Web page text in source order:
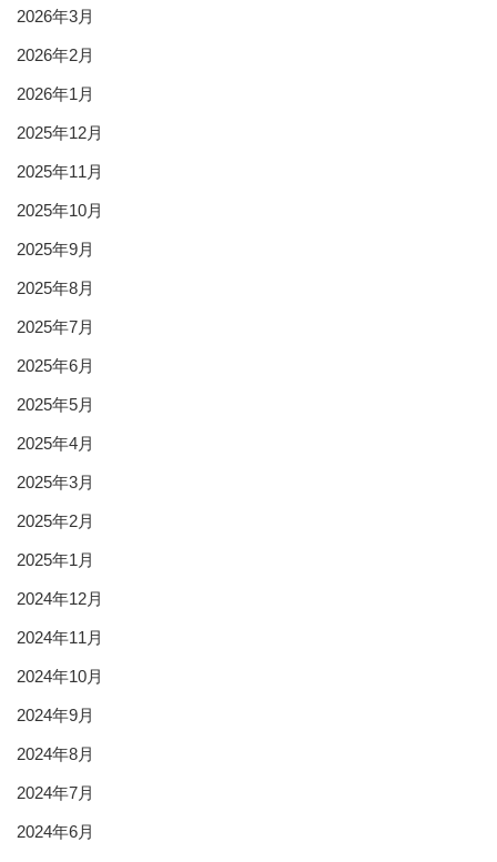
2026年3月
2026年2月
2026年1月
2025年12月
2025年11月
2025年10月
2025年9月
2025年8月
2025年7月
2025年6月
2025年5月
2025年4月
2025年3月
2025年2月
2025年1月
2024年12月
2024年11月
2024年10月
2024年9月
2024年8月
2024年7月
2024年6月